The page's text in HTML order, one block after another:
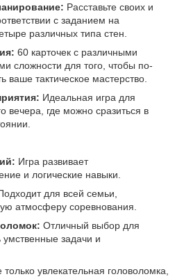
Расставьте своих и
с заданием на
различных типа стен.
60 карточек с различными
сложности для того, чтобы по-
ваше тактическое мастерство.
Идеальная игра для
вечера, где можно сразиться в
Игра развивает
и логические навыки.
для всей семьи,
атмосферу соревнования.
Отличный выбор для
задачи и
увлекательная головоломка,